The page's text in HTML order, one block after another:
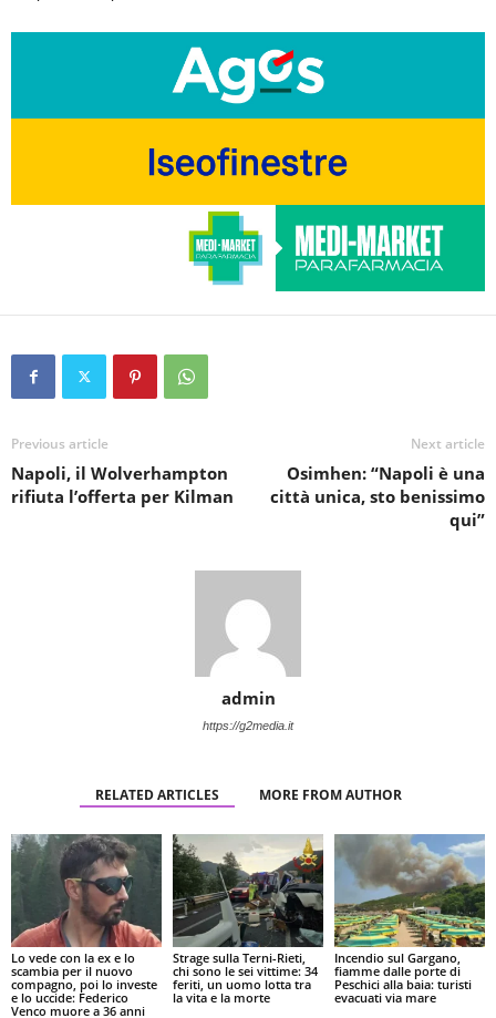
Previous article
Napoli, il Wolverhampton
rifiuta l’offerta per Kilman
Next article
Osimhen: “Napoli è una
città unica, sto benissimo
qui”
admin
https://g2media.it
RELATED ARTICLES MORE FROM AUTHOR
Lo vede con la ex e lo
scambia per il nuovo
compagno, poi lo investe
e lo uccide: Federico
Venco muore a 36 anni
Strage sulla Terni-Rieti,
chi sono le sei vittime: 34
feriti, un uomo lotta tra
la vita e la morte
Incendio sul Gargano,
fiamme dalle porte di
Peschici alla baia: turisti
evacuati via mare